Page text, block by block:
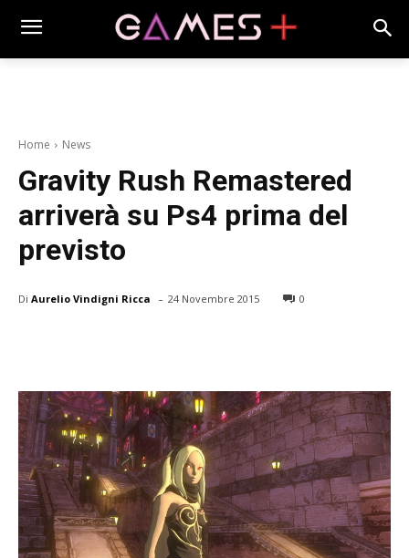
Home News
Gravity Rush Remastered
arriverà su Ps4 prima del
previsto
Di Aurelio Vindigni Ricca - 24 Novembre 2015 0